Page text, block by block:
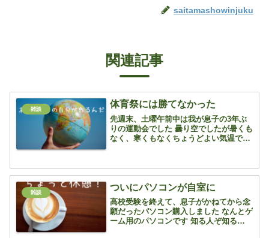
saitamashowinjuku
関連記事
雑談 体育祭には勝てなかった
先週末、土曜午前中は我が息子の3年ぶ
りの運動会でした 曇り空でしたが暑くも
なく、寒くもなくちょうどよい気温でし
くらいでほぼ例年通りの開催に親の笑顔
もたくさん見ること...
雑談 ついにパソコンが自室に
高校受験を終えて、息子がかねてから念
願だったパソコン購入しました なんとゲ
ーム用のパソコンです 知る人ぞ知るドス